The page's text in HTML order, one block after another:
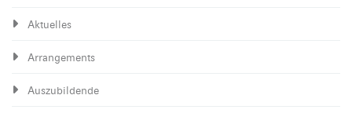
Aktuelles
Arrangements
Auszubildende